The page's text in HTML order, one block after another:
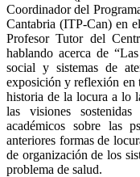
Coordinador del
Cantabria (ITP-Can) en
Profesor Tutor del
hablando acerca de
social y sistemas de
exposición y reflexión en
historia de la locura a lo
las visiones
académicos sobre las
anteriores formas de
de organización de los
problema de salud.